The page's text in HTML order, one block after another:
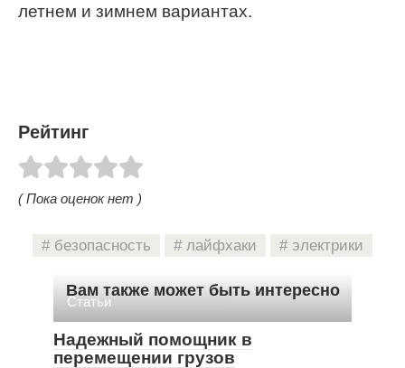
летнем и зимнем вариантах.
Рейтинг
( Пока оценок нет )
безопасность лайфхаки электрики
Вам также может быть интересно
Статьи
Надежный помощник в
перемещении грузов